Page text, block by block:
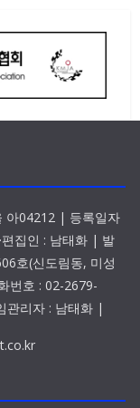
아04212 | 등록일자
집인 : 남태화 | 발
호(신도림동, 미성
번호 : 02-2679-
관리자 : 남태화 |